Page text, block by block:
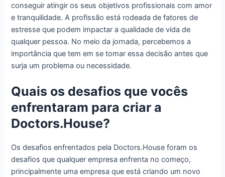
conseguir atingir os seus objetivos profissionais com amor
e tranquilidade. A profissão está rodeada de fatores de
estresse que podem impactar a qualidade de vida de
qualquer pessoa. No meio da jornada, percebemos a
importância que tem em se tomar essa decisão antes que
surja um problema ou necessidade.
Quais os desafios que vocês
enfrentaram para criar a
Doctors.House?
Os desafios enfrentados pela Doctors.House foram os
desafios que qualquer empresa enfrenta no começo,
principalmente uma empresa que está criando um novo